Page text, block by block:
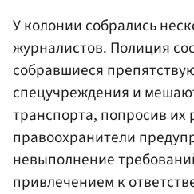
У колонии собрались
журналистов. Полиция
собравшиеся
спецучреждения и
транспорта, попросив их
правоохранители
невыполнение
привлечением к